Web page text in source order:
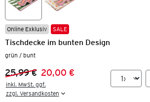
Online Exklusiv SALE
Tischdecke im bunten Design
grün / bunt
Vorheriger Preis:
25,99 €
Neuer Preis:20,00 €
inkl. MwSt. ggf.
zzgl. Versandkosten